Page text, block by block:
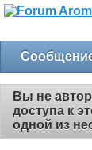
Вы не
доступа к
одной из